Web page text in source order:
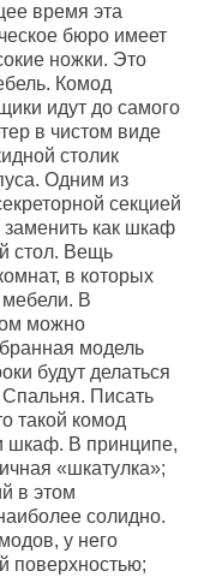
время эта
бюро имеет
ножки. Это
Комод
идут до самого
в чистом виде
столик
Одним из
секцией
заменить как шкаф
стол. Вещь
в которых
мебели. В
можно
модель
будут делаться
Спальня. Писать
такой комод
шкаф. В принципе,
«шкатулка»;
в этом
солидно.
у него
поверхностью;